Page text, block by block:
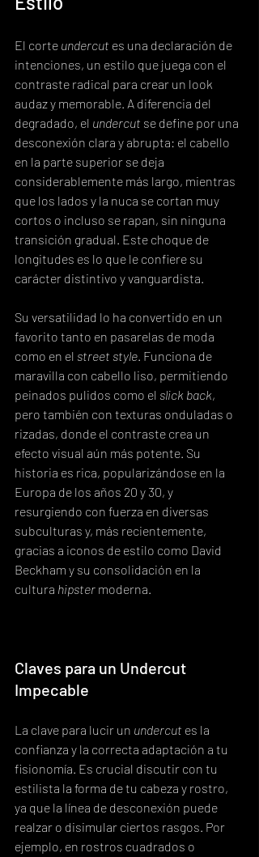
El corte undercut es una declaración de
intenciones, un estilo que juega con el
contraste radical para crear un look
audaz y memorable. A diferencia del
degradado, el undercut se define por una
desconexión clara y abrupta: el cabello
en la parte superior se deja
considerablemente más largo, mientras
que los lados y la nuca se cortan muy
cortos o incluso se rapan, sin ninguna
transición gradual. Este choque de
longitudes es lo que le confiere su
carácter distintivo y vanguardista.
Su versatilidad lo ha convertido en un
favorito tanto en pasarelas de moda
como en el street style. Funciona de
maravilla con cabello liso, permitiendo
peinados pulidos como el slick back,
pero también con texturas onduladas o
rizadas, donde el contraste crea un
efecto visual aún más potente. Su
historia es rica, popularizándose en la
Europa de los años 20 y 30, y
resurgiendo con fuerza en diversas
subculturas y, más recientemente,
gracias a iconos de estilo como David
Beckham y su consolidación en la
cultura hipster moderna.
Claves para un Undercut
Impecable
La clave para lucir un undercut es la
confianza y la correcta adaptación a tu
fisionomía. Es crucial discutir con tu
estilista la forma de tu cabeza y rostro,
ya que la línea de desconexión puede
realzar o disimular ciertos rasgos. Por
ejemplo, en rostros cuadrados o